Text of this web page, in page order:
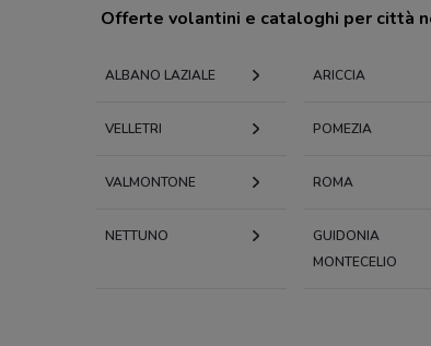
Offerte volantini e cataloghi per città
ALBANO LAZIALE ARICCIA
VELLETRI POMEZIA
VALMONTONE ROMA
NETTUNO
GUIDONIA
MONTECELIO